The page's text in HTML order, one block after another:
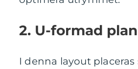
2. U-formad
I denna layout